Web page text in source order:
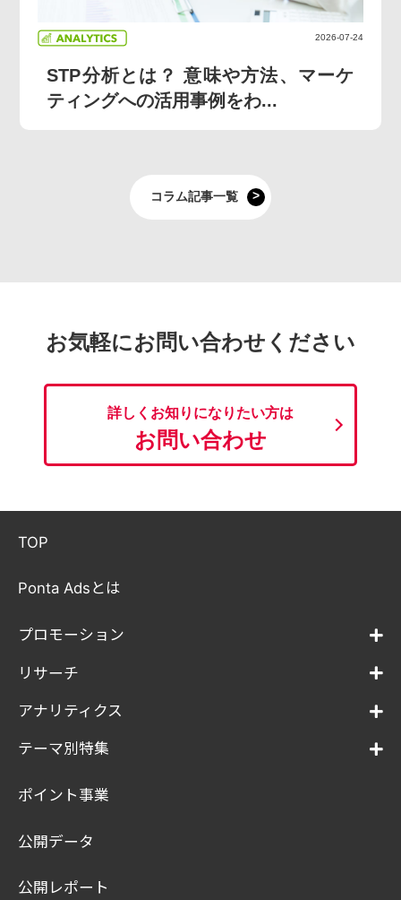
2026-07-24
STP分析とは？ 意味や方法、マーケ
ティングへの活用事例をわ...
コラム記事一覧
お気軽にお問い合わせください
詳しくお知りになりたい方は
お問い合わせ
TOP
Ponta Adsとは
プロモーション
リサーチ
アナリティクス
テーマ別特集
ポイント事業
公開データ
公開レポート